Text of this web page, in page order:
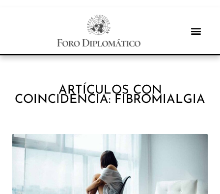
ARTÍCULOS CON
COINCIDENCIA: FIBROMIALGIA